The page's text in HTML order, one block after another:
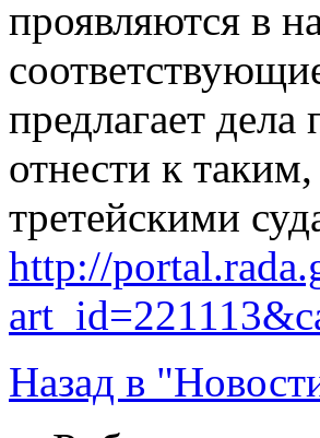
проявляются в
предлагает
отнести к
третейскими
http://
Назад в